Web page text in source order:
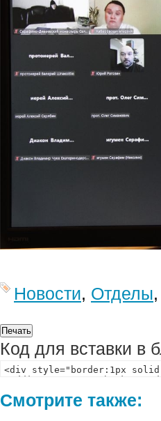
Новости, Отделы
Код для вставки в
Смотрите также: